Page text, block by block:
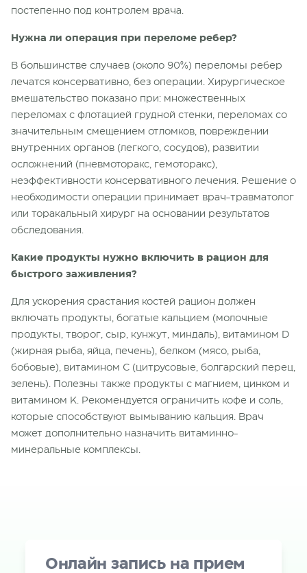
постепенно под контролем врача.
Нужна ли операция при переломе ребер?
В большинстве случаев (около 90%) переломы ребер
лечатся консервативно, без операции. Хирургическое
вмешательство показано при: множественных
переломах с флотацией грудной стенки, переломах со
значительным смещением отломков, повреждении
внутренних органов (легкого, сосудов), развитии
осложнений (пневмоторакс, гемоторакс),
неэффективности консервативного лечения. Решение о
необходимости операции принимает врач-травматолог
или торакальный хирург на основании результатов
обследования.
Какие продукты нужно включить в рацион для
быстрого заживления?
Для ускорения срастания костей рацион должен
включать продукты, богатые кальцием (молочные
продукты, творог, сыр, кунжут, миндаль), витамином D
(жирная рыба, яйца, печень), белком (мясо, рыба,
бобовые), витамином С (цитрусовые, болгарский перец,
зелень). Полезны также продукты с магнием, цинком и
витамином K. Рекомендуется ограничить кофе и соль,
которые способствуют вымыванию кальция. Врач
может дополнительно назначить витаминно-
минеральные комплексы.
Онлайн запись на прием